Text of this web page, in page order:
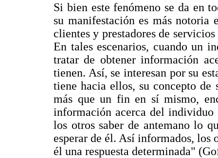
Si bien este fenómeno se da en
su manifestación es más notoria
clientes y prestadores de
En tales escenarios, cuando un
tratar de obtener información
tienen. Así, se interesan por su
tiene hacia ellos, su concepto de
más que un fin en sí mismo,
información acerca del
los otros saber de antemano lo
esperar de él. Así informados, los
él una respuesta determinada"